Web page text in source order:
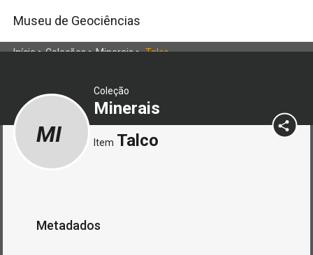
Museu de Geociências
Início>Coleções>Minerais>Talco
Coleção
Minerais
MI Item Talco
Metadados